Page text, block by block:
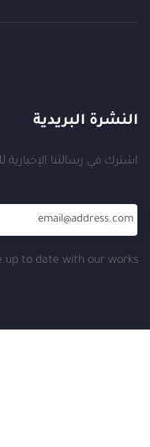
النشرة البريدية
اشترك في رسالتنا الإخبارية
up to date with our works.